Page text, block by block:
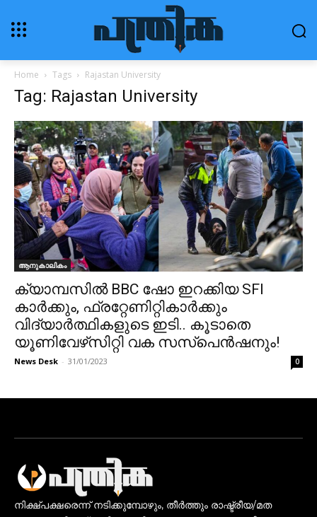
Home Tags Rajastan University
Tag: Rajastan University
ആനുകാലികം
ക്യാമ്പസിൽ BBC ഷോ ഇറക്കിയ SFI
കാർക്കും, ഫ്രറ്റേണിറ്റികാർക്കും
വിദ്യാർത്ഥികളുടെ ഇടി.. കൂടാതെ
യൂണിവേഴ്‌സിറ്റി വക സസ്‌പെൻഷനും!
News Desk - 31/01/2023 0
നിക്ഷ്പക്ഷരെന്ന് നടിക്കുമ്പോഴും, തീർത്തും രാഷ്ട്രീയ/മത